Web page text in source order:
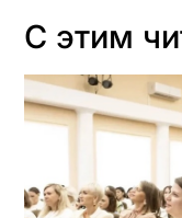
С этим